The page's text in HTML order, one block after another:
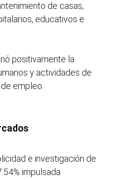
de casas,
educativos e
positivamente la
y actividades de
empleo.
e investigación de
impulsada